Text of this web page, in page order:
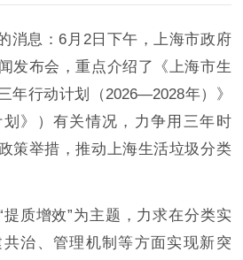
消息：6月2日下午，上海市政府
发布会，重点介绍了《上海市生
年行动计划（2026—2028年）》
划》）有关情况，力争用三年时
策举措，推动上海生活垃圾分类
提质增效”为主题，力求在分类实
治、管理机制等方面实现新突